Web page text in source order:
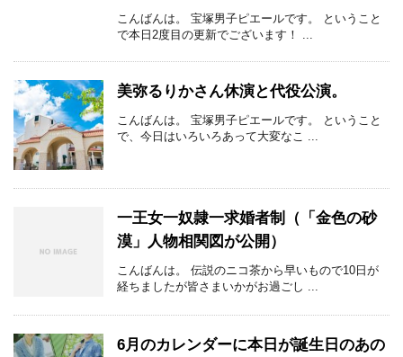
こんばんは。 宝塚男子ピエールです。 ということ
で本日2度目の更新でございます！ ...
美弥るりかさん休演と代役公演。
こんばんは。 宝塚男子ピエールです。 ということ
で、今日はいろいろあって大変なこ ...
一王女一奴隷一求婚者制（「金色の砂
漠」人物相関図が公開）
こんばんは。 伝説のニコ茶から早いもので10日が
経ちましたが皆さまいかがお過ごし ...
6月のカレンダーに本日が誕生日のあの